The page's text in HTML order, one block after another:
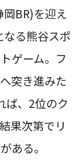
BR)を迎え
なる熊谷スポ
ゲーム。フ
突き進みた
ば、2位のク
果次第でリ
ある。